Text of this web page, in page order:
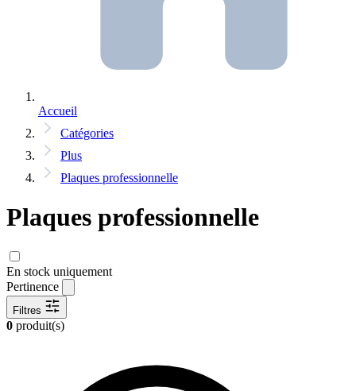
Accueil
Catégories
Plus
Plaques professionnelle
Plaques professionnelle
En stock uniquement
Pertinence
Filtres
0 produit(s)